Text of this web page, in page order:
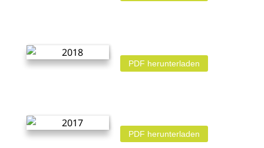
PDF herunterladen
PDF herunterladen